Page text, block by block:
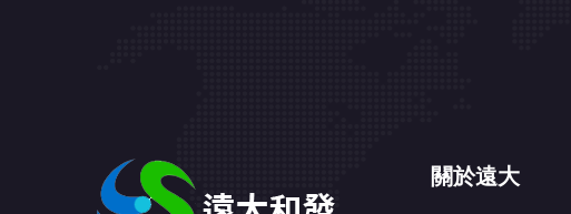
關於遠大